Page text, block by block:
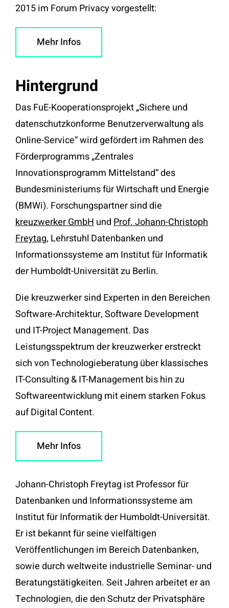
2015 im Forum Privacy vorgestellt:
Mehr Infos
Hintergrund
Das FuE-Kooperationsprojekt „Sichere und
datenschutzkonforme Benutzerverwaltung als
Online-Service“ wird gefördert im Rahmen des
Förderprogramms „Zentrales
Innovationsprogramm Mittelstand“ des
Bundesministeriums für Wirtschaft und Energie
(BMWi). Forschungspartner sind die
kreuzwerker GmbHundProf. Johann-Christoph
Freytag, Lehrstuhl Datenbanken und
Informationssysteme am Institut für Informatik
der Humboldt-Universität zu Berlin.
Die kreuzwerker sind Experten in den Bereichen
Software-Architektur, Software Development
und IT-Project Management. Das
Leistungsspektrum der kreuzwerker erstreckt
sich von Technologieberatung über klassisches
IT-Consulting & IT-Management bis hin zu
Softwareentwicklung mit einem starken Fokus
auf Digital Content.
Mehr Infos
Johann-Christoph Freytag ist Professor für
Datenbanken und Informationssysteme am
Institut für Informatik der Humboldt-Universität.
Er ist bekannt für seine vielfältigen
Veröffentlichungen im Bereich Datenbanken,
sowie durch weltweite industrielle Seminar- und
Beratungstätigkeiten. Seit Jahren arbeitet er an
Technologien, die den Schutz der Privatsphäre